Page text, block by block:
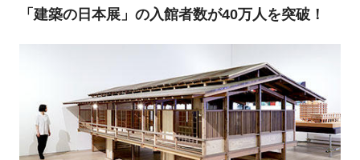
「建築の日本展」の入館者数が40万人を突破！